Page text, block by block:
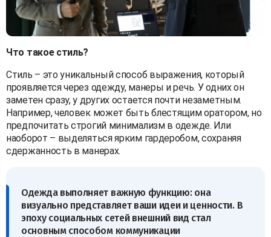
Что такое стиль?
Стиль – это уникальный способ выражения, который
проявляется через одежду, манеры и речь. У одних он
заметен сразу, у других остается почти незаметным.
Например, человек может быть блестящим оратором, но
предпочитать строгий минимализм в одежде. Или
наоборот – выделяться ярким гардеробом, сохраняя
сдержанность в манерах.
Одежда выполняет важную функцию: она
визуально представляет ваши идеи и ценности. В
эпоху социальных сетей внешний вид стал
основным способом коммуникации